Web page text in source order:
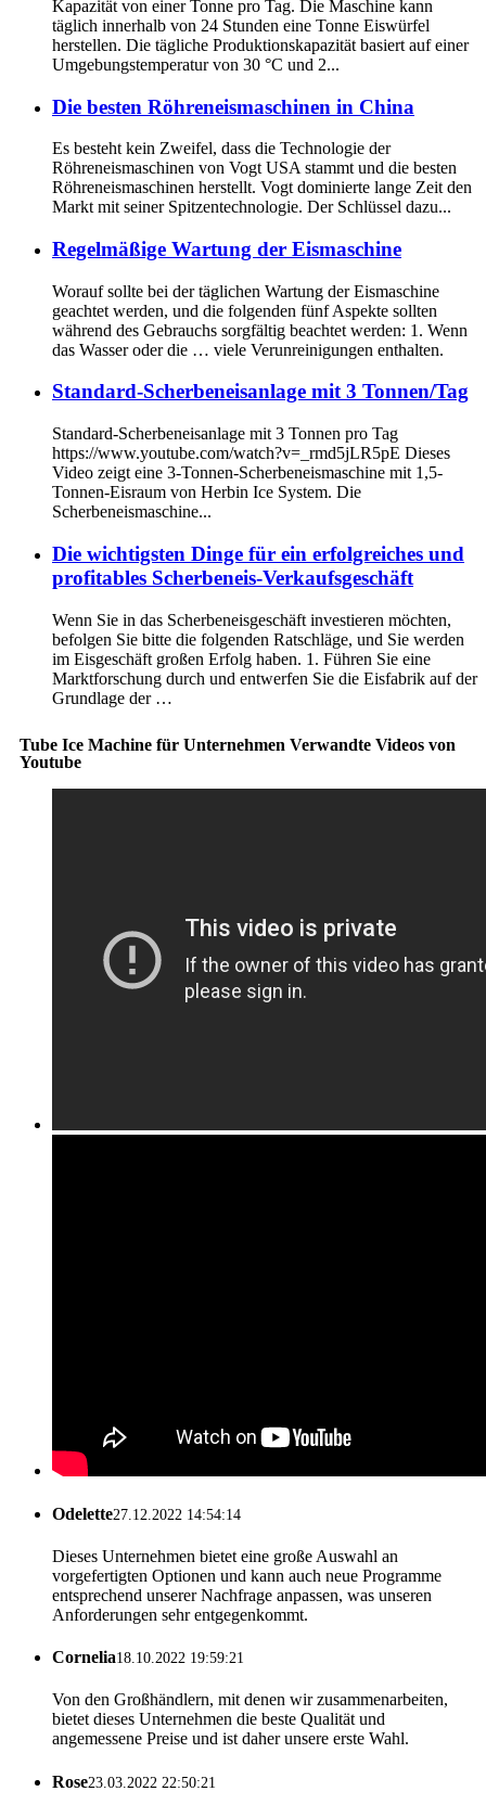
Kapazität von einer Tonne pro Tag. Die Maschine kann
täglich innerhalb von 24 Stunden eine Tonne Eiswürfel
herstellen. Die tägliche Produktionskapazität basiert auf einer
Umgebungstemperatur von 30 °C und 2...
Die besten Röhreneismaschinen in China
Es besteht kein Zweifel, dass die Technologie der
Röhreneismaschinen von Vogt USA stammt und die besten
Röhreneismaschinen herstellt. Vogt dominierte lange Zeit den
Markt mit seiner Spitzentechnologie. Der Schlüssel dazu...
Regelmäßige Wartung der Eismaschine
Worauf sollte bei der täglichen Wartung der Eismaschine
geachtet werden, und die folgenden fünf Aspekte sollten
während des Gebrauchs sorgfältig beachtet werden: 1. Wenn
das Wasser oder die … viele Verunreinigungen enthalten.
Standard-Scherbeneisanlage mit 3 Tonnen/Tag
Standard-Scherbeneisanlage mit 3 Tonnen pro Tag
https://www.youtube.com/watch?v=_rmd5jLR5pE Dieses
Video zeigt eine 3-Tonnen-Scherbeneismaschine mit 1,5-
Tonnen-Eisraum von Herbin Ice System. Die
Scherbeneismaschine...
Die wichtigsten Dinge für ein erfolgreiches und
profitables Scherbeneis-Verkaufsgeschäft
Wenn Sie in das Scherbeneisgeschäft investieren möchten,
befolgen Sie bitte die folgenden Ratschläge, und Sie werden
im Eisgeschäft großen Erfolg haben. 1. Führen Sie eine
Marktforschung durch und entwerfen Sie die Eisfabrik auf der
Grundlage der …
Tube Ice Machine für Unternehmen Verwandte Videos von
Youtube
Odelette27.12.2022 14:54:14
Dieses Unternehmen bietet eine große Auswahl an
vorgefertigten Optionen und kann auch neue Programme
entsprechend unserer Nachfrage anpassen, was unseren
Anforderungen sehr entgegenkommt.
Cornelia18.10.2022 19:59:21
Von den Großhändlern, mit denen wir zusammenarbeiten,
bietet dieses Unternehmen die beste Qualität und
angemessene Preise und ist daher unsere erste Wahl.
Rose23.03.2022 22:50:21